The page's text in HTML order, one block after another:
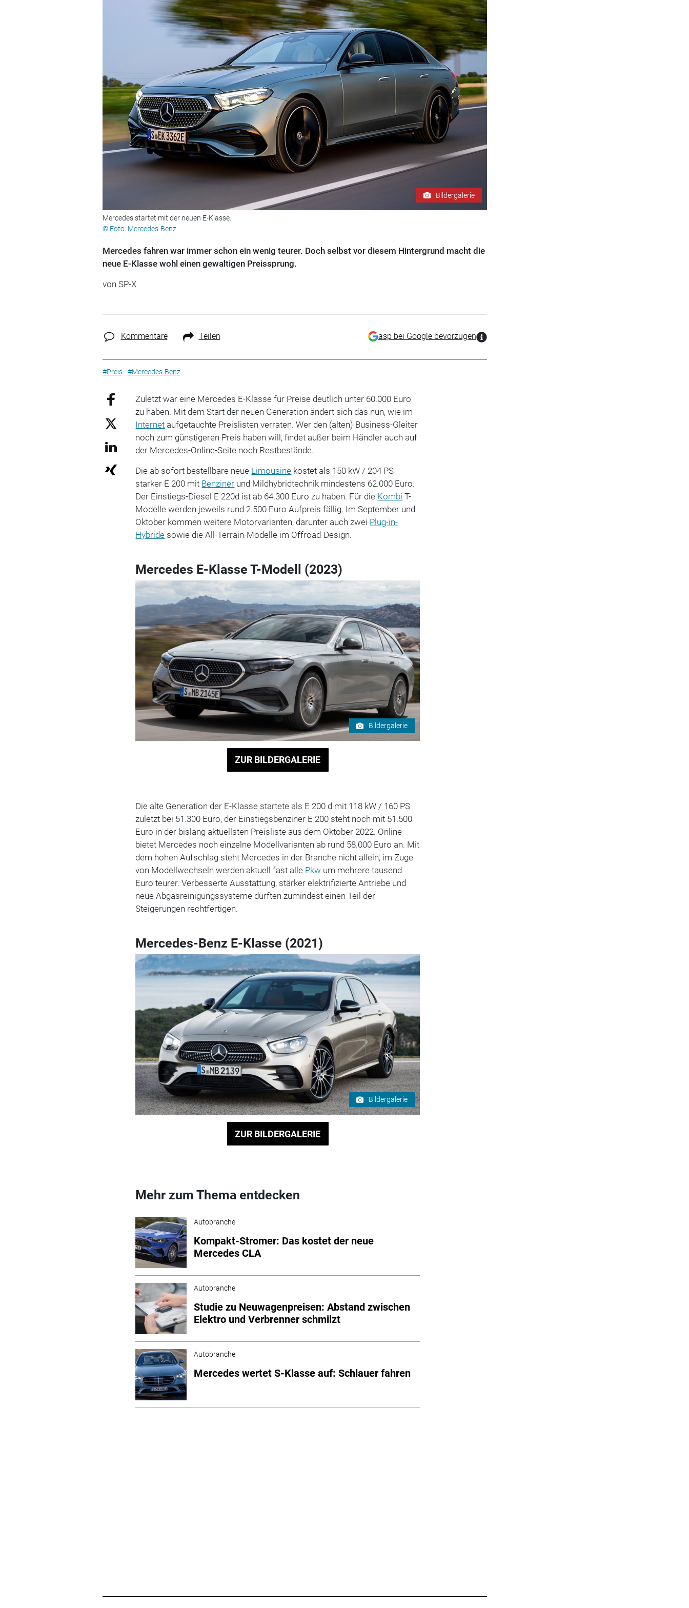
Bildergalerie
Mercedes startet mit der neuen E-Klasse.
© Foto: Mercedes-Benz
Mercedes fahren war immer schon ein wenig teurer. Doch selbst vor diesem Hintergrund macht die
neue E-Klasse wohl einen gewaltigen Preissprung.
von SP-X
Kommentare Teilen asp bei Google bevorzugen
#Preis #Mercedes-Benz
Zuletzt war eine Mercedes E-Klasse für Preise deutlich unter 60.000 Euro
zu haben. Mit dem Start der neuen Generation ändert sich das nun, wie im
Internet aufgetauchte Preislisten verraten. Wer den (alten) Business-Gleiter
noch zum günstigeren Preis haben will, findet außer beim Händler auch auf
der Mercedes-Online-Seite noch Restbestände.
Die ab sofort bestellbare neue Limousine kostet als 150 kW / 204 PS
starker E 200 mit Benziner und Mildhybridtechnik mindestens 62.000 Euro.
Der Einstiegs-Diesel E 220d ist ab 64.300 Euro zu haben. Für die Kombi T-
Modelle werden jeweils rund 2.500 Euro Aufpreis fällig. Im September und
Oktober kommen weitere Motorvarianten, darunter auch zwei Plug-in-
Hybride sowie die All-Terrain-Modelle im Offroad-Design.
Mercedes E-Klasse T-Modell (2023)
Bildergalerie
ZUR BILDERGALERIE
Die alte Generation der E-Klasse startete als E 200 d mit 118 kW / 160 PS
zuletzt bei 51.300 Euro, der Einstiegsbenziner E 200 steht noch mit 51.500
Euro in der bislang aktuellsten Preisliste aus dem Oktober 2022. Online
bietet Mercedes noch einzelne Modellvarianten ab rund 58.000 Euro an. Mit
dem hohen Aufschlag steht Mercedes in der Branche nicht allein; im Zuge
von Modellwechseln werden aktuell fast alle Pkw um mehrere tausend
Euro teurer. Verbesserte Ausstattung, stärker elektrifizierte Antriebe und
neue Abgasreinigungssysteme dürften zumindest einen Teil der
Steigerungen rechtfertigen.
Mercedes-Benz E-Klasse (2021)
Bildergalerie
ZUR BILDERGALERIE
Mehr zum Thema entdecken
Autobranche
Kompakt-Stromer: Das kostet der neue
Mercedes CLA
Autobranche
Studie zu Neuwagenpreisen: Abstand zwischen
Elektro und Verbrenner schmilzt
Autobranche
Mercedes wertet S-Klasse auf: Schlauer fahren